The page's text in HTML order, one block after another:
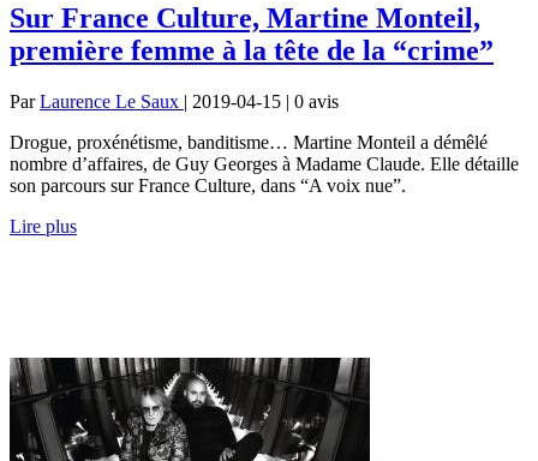
Sur France Culture, Martine Monteil,
première femme à la tête de la “crime”
ParLaurence Le Saux | 2019-04-15 | 0 avis
Drogue, proxénétisme, banditisme… Martine Monteil a démêlé
nombre d’affaires, de Guy Georges à Madame Claude. Elle détaille
son parcours sur France Culture, dans “A voix nue”.
Lire plus